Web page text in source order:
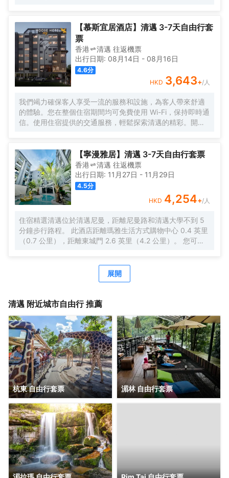
去餐廳享用美餐。每日 8:30 至 11:00 提供免費的當地美食
早餐。 前台只在規定時段有服務人員值班。 有 4 間空調客
房提供液晶電視；您定能在旅途中找到家的舒適。您的精選
舒適床墊卧床備有羽絨被和高檔床上用品。提供免費無線網
絡，方便您與朋友保持聯繫；有線頻道可滿足您的娛樂需
求。浴室提供獨立的浴缸和淋浴，配有大花灑淋浴噴頭和吹
風機。
【慕斯宜居酒店】清邁 3-7天自由行套
票
香港 清邁 往返機票
出行日期: 08月14日 - 08月16日
4.6分
HKD 3,643+/人
我們竭力確保客人享受一流的服務和設施，為客人帶來舒適
的體驗。您在整個住宿期間均可免費使用 Wi-Fi，保持即時通
信。使用住宿提供的交通服務，輕鬆探索清邁的精彩。開車
地的熱門娛樂活動，住宿的票務服務可以為您提供幫助。入
住位於法漢的1卧室-平方米|帶1個獨立浴室，無需大包小
包，洗衣服務可確保您的衣服保持乾淨清新。需要放鬆一下
嗎？您的客房可提供客房送餐服務，讓您的入住更加舒適愉
快。 請注意，為確保所有客人能夠享受更新鮮的空氣，住宿
內嚴禁吸煙。每間客房均以舒適為宗旨，提供一系列設施服
提供空調或寢具用品，以確保您的舒適和便利。 部分精選客
房配有室內視頻流媒體、每日報紙或電視，以確保為客人提
供娛樂。 部分客房配備了沖泡咖啡或茶的器具，您的飲用需
袍、毛巾或吹風機，為您提供便利。 高調開啟假期的美好一
天。在位於法漢的1卧室-平方米|帶1個獨立浴室，您可在早
【寧漫雅居】清邁 3-7天自由行套票
香港 清邁 往返機票
出行日期: 11月27日 - 11月29日
4.5分
HKD 4,254+/人
住宿精選清邁位於清邁尼曼，距離尼曼路和清邁大學不到 5
分鐘步行路程。 此酒店距離瑪雅生活方式購物中心 0.4 英里
（0.7 公里），距離東城門 2.6 英里（4.2 公里）。 您可充
63 間空調客房提供迷你吧和智能電視；您定能在旅途中找到
家的舒適。提供免費無線網絡，方便您與朋友保持聯繫；衞
吹風機和浴袍。便利設施包括電話，以及保險箱和書桌。
展開
清邁 附近城市自由行 推薦
杭東 自由行套票 湄林 自由行套票